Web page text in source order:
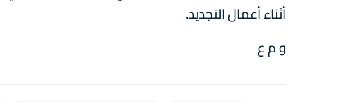
أثناء أعمال التجديد.
و م ع